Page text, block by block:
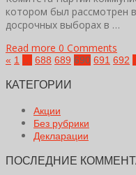
котором был рассмотрен
досрочных выборах в …
Read more 0 Comments
« 1 688 689 690 691 692
КАТЕГОРИИ
Акции
Без рубрики
Декларации
ПОСЛЕДНИЕ